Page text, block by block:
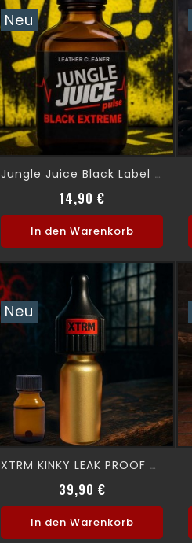
Neu
Jungle Juice Black Label 24 Ml
14,90 €
In den Warenkorb
Neu
XTRM KINKY LEAK PROOF + 10 ML XTRM AROMA
39,90 €Preis
In den Warenkorb